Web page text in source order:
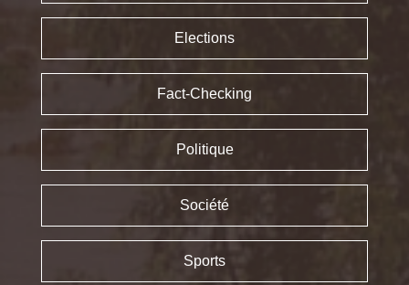
Elections
Fact-Checking
Politique
Société
Sports